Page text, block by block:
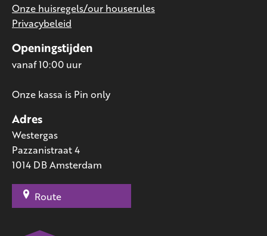
Adres
Westergas
Pazzanistraat 4
1014 DB Amsterdam
Route
Openingstijden
vanaf 10:00 uur
Onze kassa is Pin only
Onze huisregels/our houserules
Privacybeleid